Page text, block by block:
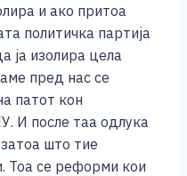
и ако притоа
политичка партија
ја изолира цела
пред нас се
патот кон
И после таа одлука
што тие
Тоа се реформи кои